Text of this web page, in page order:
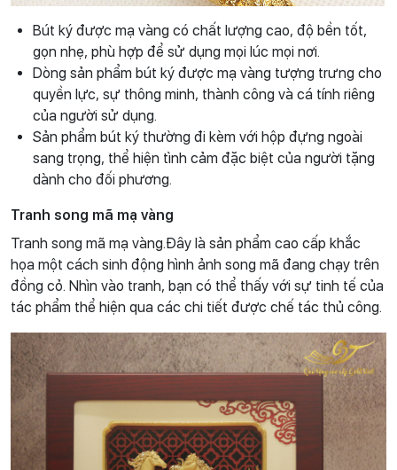
Bút ký được mạ vàng có chất lượng cao, độ bền tốt,
gọn nhẹ, phù hợp để sử dụng mọi lúc mọi nơi.
Dòng sản phẩm bút ký được mạ vàng tượng trưng cho
quyền lực, sự thông minh, thành công và cá tính riêng
của người sử dụng.
Sản phẩm bút ký thường đi kèm với hộp đựng ngoài
sang trọng, thể hiện tình cảm đặc biệt của người tặng
dành cho đối phương.
Tranh song mã mạ vàng
Tranh song mã mạ vàng.Đây là sản phẩm cao cấp khắc
họa một cách sinh động hình ảnh song mã đang chạy trên
đồng cỏ. Nhìn vào tranh, bạn có thể thấy với sự tinh tế của
tác phẩm thể hiện qua các chi tiết được chế tác thủ công.